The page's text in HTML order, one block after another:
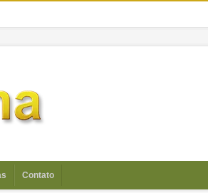
Contato